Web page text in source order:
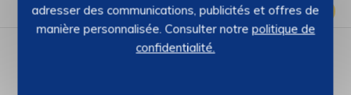
199,90€ Ajouter
Dashcam PIONEER VREC-H120SC ultra-compact
PIONEER–REF : 2862106
adresser des communications, publicités et offres de
manière personnalisée. Consulter notre politique de
confidentialité.